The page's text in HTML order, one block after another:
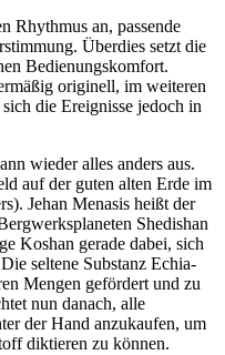
Rhythmus an, passende
Überdies setzt die
Bedienungskomfort.
originell, im weiteren
die Ereignisse jedoch in
wieder alles anders aus.
auf der guten alten Erde im
Jehan Menasis heißt der
Shedishan
Koshan gerade dabei, sich
seltene Substanz Echia-
Mengen gefördert und zu
nun danach, alle
der Hand anzukaufen, um
diktieren zu können.